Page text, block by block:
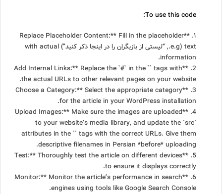
To use this code:
۱. **Replace Placeholder Content:** Fill in the placeholder
text (e.g., “لیستی از بازیگران را در اینجا ذکر کنید”) with actual
information.
2. **Add Internal Links:** Replace the `#` in the `
` tags with
the actual URLs to other relevant pages on your website.
3. **Choose a Category:** Select the appropriate category
for the article in your WordPress installation.
4. **Upload Images:** Make sure the images are uploaded
to your website’s media library, and update the `src`
attributes in the `` tags with the correct URLs. Give them
descriptive filenames in Persian *before* uploading.
5. **Test:** Thoroughly test the article on different devices
to ensure it displays correctly.
6. **Monitor:** Monitor the article’s performance in search
engines using tools like Google Search Console.